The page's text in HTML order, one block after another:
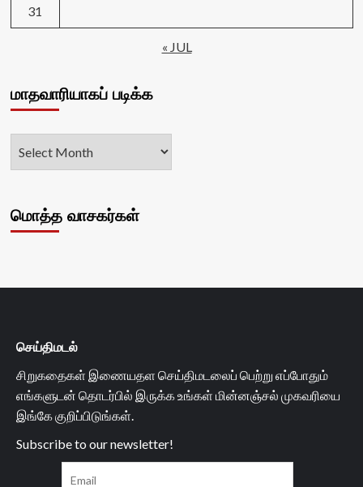
31
« JUL
மாதவாரியாகப் படிக்க
மொத்த வாசகர்கள்
செய்திமடல்
சிறுகதைகள் இணையதள செய்திமடலைப் பெற்று எப்போதும்
எங்களுடன் தொடர்பில் இருக்க உங்கள் மின்னஞ்சல் முகவரியை
இங்கே குறிப்பிடுங்கள்.
Subscribe to our newsletter!